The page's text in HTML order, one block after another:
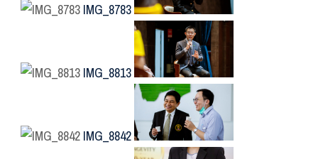
IMG_8783
IMG_8813
IMG_8842